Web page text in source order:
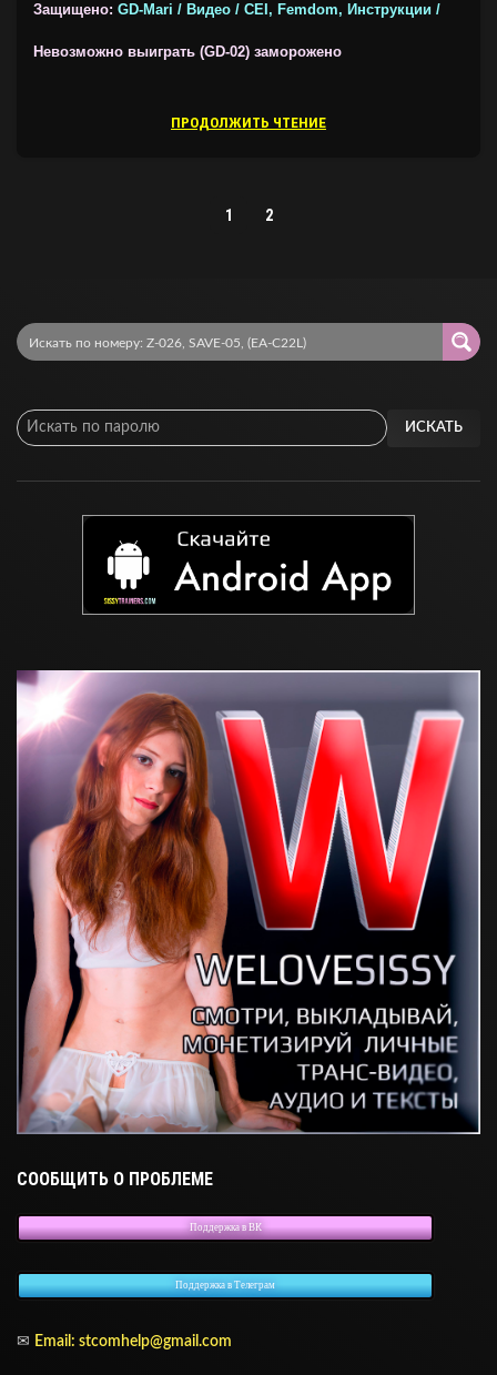
Защищено: GD-Mari / Видео / CEI, Femdom, Инструкции /
Невозможно выиграть (GD-02) заморожено
ПРОДОЛЖИТЬ ЧТЕНИЕ
1 2
ИСКАТЬ
СООБЩИТЬ О ПРОБЛЕМЕ
Поддержка в ВК
Поддержка в Телеграм
✉ Email: stcomhelp@gmail.com